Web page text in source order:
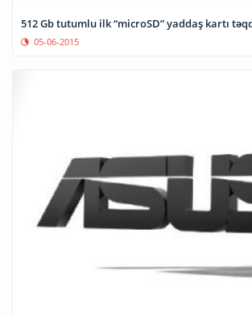
512 Gb tutumlu ilk “microSD” yaddaş kartı
05-06-2015